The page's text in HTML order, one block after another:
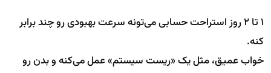
۱ تا ۲ روز استراحت حسابی می‌تونه سرعت بهبودی رو چند برابر
کنه.
خواب عمیق، مثل یک «ریست سیستم» عمل می‌کنه و بدن رو